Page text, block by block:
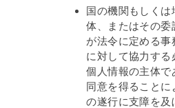
国の機関もしくは
体、またはその委
が法令に定める事
に対して協力する
個人情報の主体で
同意を得ることに
の遂行に支障を及